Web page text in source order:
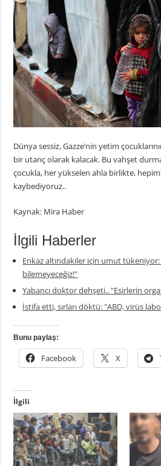
Dünya sessiz, Gazze’nin yetim
bir utanç olarak kalacak. Bu vahşet
çocukla, her yükselen ahla birlikte,
kaybediyoruz..
Kaynak: Mira Haber
İlgili Haberler
Enkaz altındakiler için umut
bilemeyeceğiz!"
Yabancı doktor dehşeti.. "Esirlerin
İstifa etti, sırları döktü: "ABD, virüs
Bunu paylaş:
Facebook X
İlgili